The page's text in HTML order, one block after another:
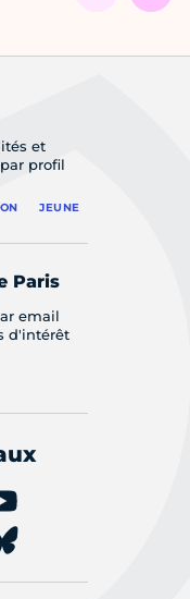
et
profil
JEUNE
Paris
email
d'intérêt